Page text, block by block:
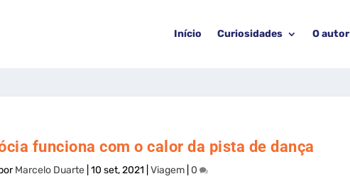
Início Curiosidades O autor
funciona com o calor da pista de dança
Marcelo Duarte| 10 set, 2021 Viagem| 0